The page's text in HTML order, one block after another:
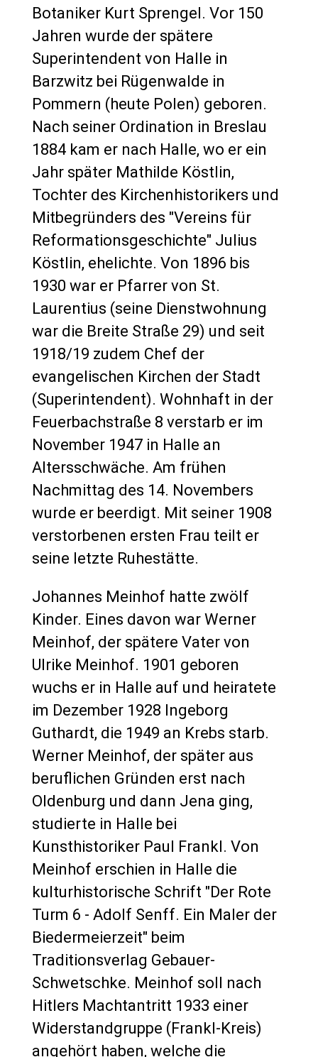
Botaniker Kurt Sprengel. Vor 150
Jahren wurde der spätere
Superintendent von Halle in
Barzwitz bei Rügenwalde in
Pommern (heute Polen) geboren.
Nach seiner Ordination in Breslau
1884 kam er nach Halle, wo er ein
Jahr später Mathilde Köstlin,
Tochter des Kirchenhistorikers und
Mitbegründers des "Vereins für
Reformationsgeschichte" Julius
Köstlin, ehelichte. Von 1896 bis
1930 war er Pfarrer von St.
Laurentius (seine Dienstwohnung
war die Breite Straße 29) und seit
1918/19 zudem Chef der
evangelischen Kirchen der Stadt
(Superintendent). Wohnhaft in der
Feuerbachstraße 8 verstarb er im
November 1947 in Halle an
Altersschwäche. Am frühen
Nachmittag des 14. Novembers
wurde er beerdigt. Mit seiner 1908
verstorbenen ersten Frau teilt er
seine letzte Ruhestätte.
Johannes Meinhof hatte zwölf
Kinder. Eines davon war Werner
Meinhof, der spätere Vater von
Ulrike Meinhof. 1901 geboren
wuchs er in Halle auf und heiratete
im Dezember 1928 Ingeborg
Guthardt, die 1949 an Krebs starb.
Werner Meinhof, der später aus
beruflichen Gründen erst nach
Oldenburg und dann Jena ging,
studierte in Halle bei
Kunsthistoriker Paul Frankl. Von
Meinhof erschien in Halle die
kulturhistorische Schrift "Der Rote
Turm 6 - Adolf Senff. Ein Maler der
Biedermeierzeit" beim
Traditionsverlag Gebauer-
Schwetschke. Meinhof soll nach
Hitlers Machtantritt 1933 einer
Widerstandgruppe (Frankl-Kreis)
angehört haben, welche die